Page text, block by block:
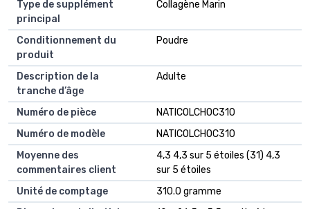
Type de supplément
principal
Collagène Marin
Conditionnement du
produit
Poudre
Description de la
tranche d’âge
Adulte
Numéro de pièce
NATICOLCHOC310
Numéro de modèle
NATICOLCHOC310
Moyenne des
commentaires client
4,3 4,3 sur 5 étoiles (31) 4,3
sur 5 étoiles
Unité de comptage
310.0 gramme